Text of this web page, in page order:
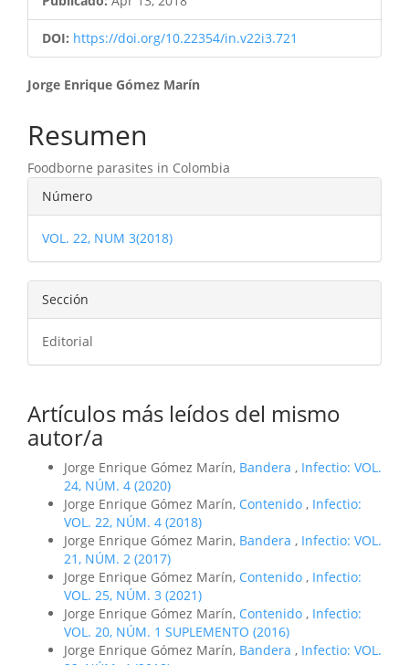
DOI: https://doi.org/10.22354/in.v22i3.721
Contenido
principal
del
artículo
Jorge Enrique Gómez Marín
Resumen
Foodborne parasites in Colombia
Detalles
del
artículo
Número
VOL. 22, NUM 3(2018)
Sección
Editorial
Artículos más leídos del mismo
autor/a
Jorge Enrique Gómez Marín, Bandera , Infectio: VOL.
24, NÚM. 4 (2020)
Jorge Enrique Gómez Marín, Contenido , Infectio:
VOL. 22, NÚM. 4 (2018)
Jorge Enrique Gómez Marin, Bandera , Infectio: VOL.
21, NÚM. 2 (2017)
Jorge Enrique Gómez Marín, Contenido , Infectio:
VOL. 25, NÚM. 3 (2021)
Jorge Enrique Gómez Marín, Contenido , Infectio:
VOL. 20, NÚM. 1 SUPLEMENTO (2016)
Jorge Enrique Gómez Marín, Bandera , Infectio: VOL.